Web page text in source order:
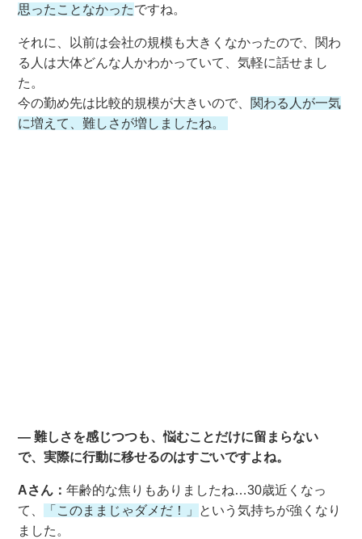
思ったことなかったですね。
それに、以前は会社の規模も大きくなかったので、関わ
る人は大体どんな人かわかっていて、気軽に話せまし
た。
今の勤め先は比較的規模が大きいので、 関わる人が一気
に増えて、難しさが増しましたね。
― 難しさを感じつつも、悩むことだけに留まらない
で、実際に行動に移せるのはすごいですよね。
Aさん：年齢的な焦りもありましたね…30歳近くなっ
て、
「このままじゃダメだ！」 という気持ちが強くなり
ました。